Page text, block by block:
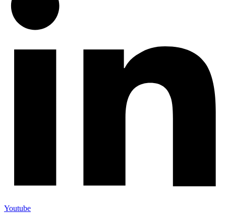
Youtube